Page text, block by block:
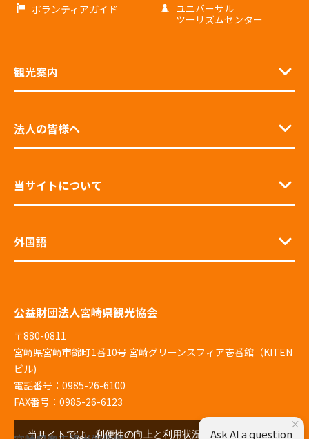
ボランティアガイド
ユニバーサル
ツーリズムセンター
観光案内
法人の皆様へ
当サイトについて
外国語
公益財団法人宮崎県観光協会
〒880-0811
宮崎県宮崎市錦町1番10号 宮崎グリーンスフィア壱番館（KITEN
ビル)
電話番号：0985-26-6100
FAX番号：0985-26-6123
当サイトでは、利便性の向上と利用状況の解析、広告配
×
Ask AI a question